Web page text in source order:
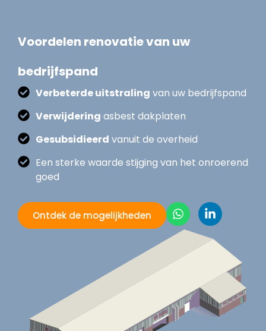
Voordelen renovatie van uw
bedrijfspand
Verbeterde uitstraling van uw bedrijfspand
Verwijdering asbest dakplaten
Gesubsidieerd vanuit de overheid
Een sterke waarde stijging van het onroerend
goed
Ontdek de mogelijkheden